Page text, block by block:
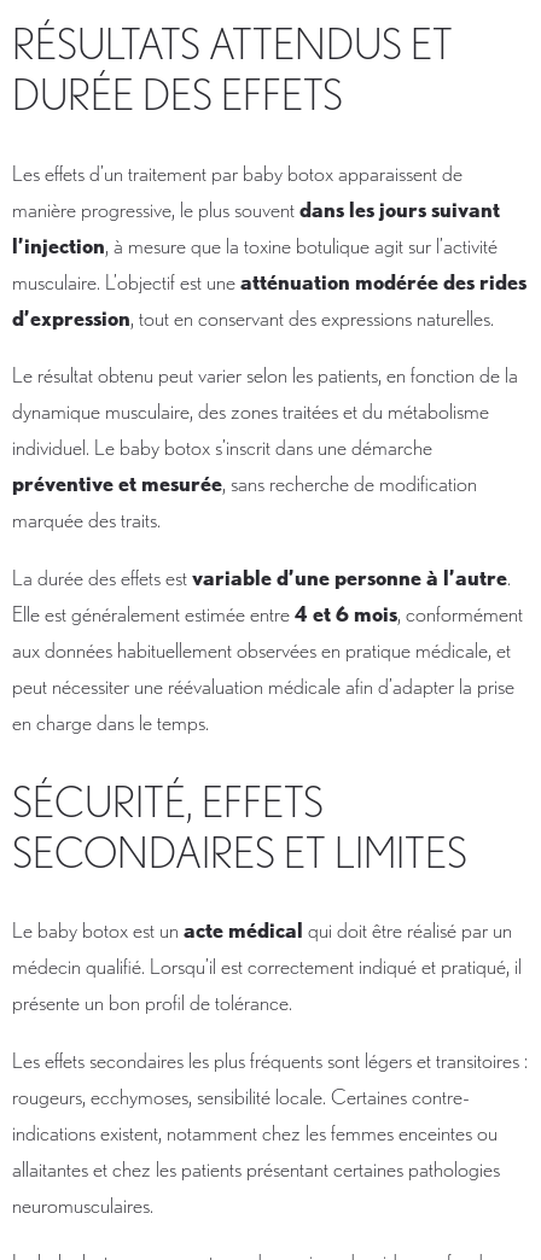
RÉSULTATS ATTENDUS ET
DURÉE DES EFFETS
Les effets d’un traitement par baby botox apparaissent de
manière progressive, le plus souventdans les jours suivant
l’injection, à mesure que la toxine botulique agit sur l’activité
musculaire. L’objectif est uneatténuation modérée des rides
d’expression, tout en conservant des expressions naturelles.
Le résultat obtenu peut varier selon les patients, en fonction de la
dynamique musculaire, des zones traitées et du métabolisme
individuel. Le baby botox s’inscrit dans une démarche
préventive et mesurée, sans recherche de modification
marquée des traits.
La durée des effets estvariable d’une personne à l’autre.
Elle est généralement estimée entre4 et 6 mois, conformément
aux données habituellement observées en pratique médicale, et
peut nécessiter une réévaluation médicale afin d’adapter la prise
en charge dans le temps.
SÉCURITÉ, EFFETS
SECONDAIRES ET LIMITES
Le baby botox est un acte médical qui doit être réalisé par un
médecin qualifié. Lorsqu’il est correctement indiqué et pratiqué, il
présente un bon profil de tolérance.
Les effets secondaires les plus fréquents sont légers et transitoires :
rougeurs, ecchymoses, sensibilité locale. Certaines contre-
indications existent, notamment chez les femmes enceintes ou
allaitantes et chez les patients présentant certaines pathologies
neuromusculaires.